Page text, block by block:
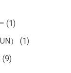
(1)
）
(1)
(9)